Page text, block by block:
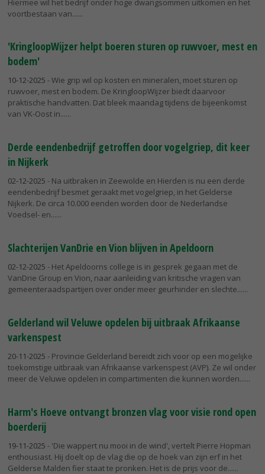
Hiermee wil het bedrijf onder hoge dwangsommen uitkomen en het
voortbestaan van...
'KringloopWijzer helpt boeren sturen op ruwvoer, mest en
bodem'
10-12-2025 - Wie grip wil op kosten en mineralen, moet sturen op
ruwvoer, mest en bodem. De KringloopWijzer biedt daarvoor
praktische handvatten. Dat bleek maandag tijdens de bijeenkomst
van VK-Oost in...
Derde eendenbedrijf getroffen door vogelgriep, dit keer
in Nijkerk
02-12-2025 - Na uitbraken in Zeewolde en Hierden is nu een derde
eendenbedrijf besmet geraakt met vogelgriep, in het Gelderse
Nijkerk. De circa 10.000 eenden worden door de Nederlandse
Voedsel- en...
Slachterijen VanDrie en Vion blijven in Apeldoorn
02-12-2025 - Het Apeldoorns college is in gesprek gegaan met de
VanDrie Group en Vion, naar aanleiding van kritische vragen van
gemeenteraadspartijen over onder meer geurhinder en slechte...
Gelderland wil Veluwe opdelen bij uitbraak Afrikaanse
varkenspest
20-11-2025 - Provincie Gelderland bereidt zich voor op een mogelijke
toekomstige uitbraak van Afrikaanse varkenspest (AVP). Ze wil onder
meer de Veluwe opdelen in compartimenten die kunnen worden...
Harm's Hoeve ontvangt bronzen vlag voor visie rond open
boerderij
19-11-2025 - 'Die wappert nu mooi in de wind', vertelt Pierre Hopman
enthousiast. Hij doelt op de vlag die op de hoek van zijn erf in het
Gelderse Malden fier staat te pronken. Het is de prijs voor de...